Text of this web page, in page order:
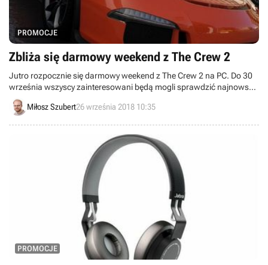
PROMOCJE
Zbliża się darmowy weekend z The Crew 2
Jutro rozpocznie się darmowy weekend z The Crew 2 na PC. Do 30
września wszyscy zainteresowani będą mogli sprawdzić najnowszą
odsłonę cyklu gier wyścigowych od studia Ubisoft. Ponadto na
platformie Uplay tytuł dostępny jest ze zniżką 45%.
Miłosz Szubert26 września 2018 10:35
PROMOCJE